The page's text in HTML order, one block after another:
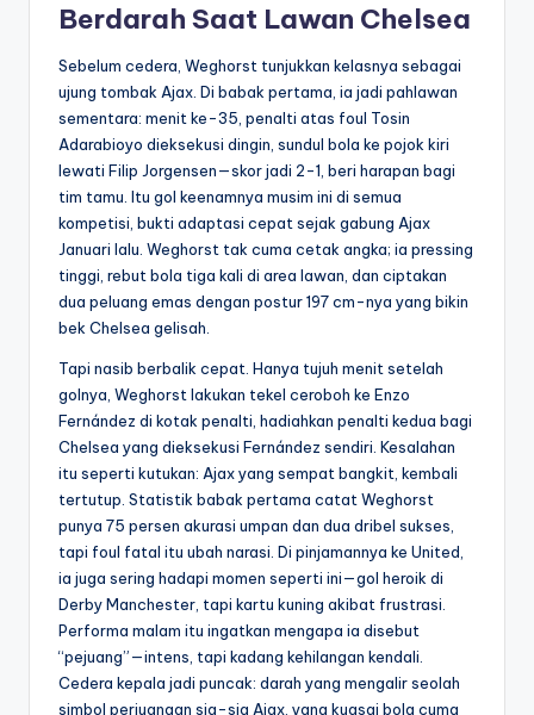
Berdarah Saat Lawan Chelsea
Sebelum cedera, Weghorst tunjukkan kelasnya sebagai
ujung tombak Ajax. Di babak pertama, ia jadi pahlawan
sementara: menit ke-35, penalti atas foul Tosin
Adarabioyo dieksekusi dingin, sundul bola ke pojok kiri
lewati Filip Jorgensen—skor jadi 2-1, beri harapan bagi
tim tamu. Itu gol keenamnya musim ini di semua
kompetisi, bukti adaptasi cepat sejak gabung Ajax
Januari lalu. Weghorst tak cuma cetak angka; ia pressing
tinggi, rebut bola tiga kali di area lawan, dan ciptakan
dua peluang emas dengan postur 197 cm-nya yang bikin
bek Chelsea gelisah.
Tapi nasib berbalik cepat. Hanya tujuh menit setelah
golnya, Weghorst lakukan tekel ceroboh ke Enzo
Fernández di kotak penalti, hadiahkan penalti kedua bagi
Chelsea yang dieksekusi Fernández sendiri. Kesalahan
itu seperti kutukan: Ajax yang sempat bangkit, kembali
tertutup. Statistik babak pertama catat Weghorst
punya 75 persen akurasi umpan dan dua dribel sukses,
tapi foul fatal itu ubah narasi. Di pinjamannya ke United,
ia juga sering hadapi momen seperti ini—gol heroik di
Derby Manchester, tapi kartu kuning akibat frustrasi.
Performa malam itu ingatkan mengapa ia disebut
“pejuang”—intens, tapi kadang kehilangan kendali.
Cedera kepala jadi puncak: darah yang mengalir seolah
simbol perjuangan sia-sia Ajax, yang kuasai bola cuma